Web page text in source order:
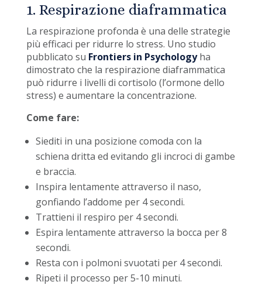
1. Respirazione diaframmatica
La respirazione profonda è una delle strategie
più efficaci per ridurre lo stress. Uno studio
pubblicato su Frontiers in Psychologyha
dimostrato che la respirazione diaframmatica
può ridurre i livelli di cortisolo (l’ormone dello
stress) e aumentare la concentrazione.
Come fare:
Siediti in una posizione comoda con la
schiena dritta ed evitando gli incroci di gambe
e braccia.
Inspira lentamente attraverso il naso,
gonfiando l’addome per 4 secondi.
Trattieni il respiro per 4 secondi.
Espira lentamente attraverso la bocca per 8
secondi.
Resta con i polmoni svuotati per 4 secondi.
Ripeti il processo per 5-10 minuti.